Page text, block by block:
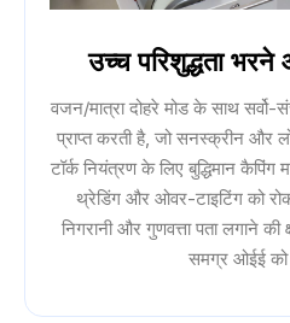
उच्च परिशुद्धता भरने
वजन/मात्रा दोहरे मोड के साथ
प्राप्त करती है, जो सनस्क्रीन और
टॉर्क नियंत्रण के लिए बुद्धिमान
थ्रेडिंग और ओवर-टाइटिंग को
निगरानी और गुणवत्ता पता लगाने
समग्र ओईई को